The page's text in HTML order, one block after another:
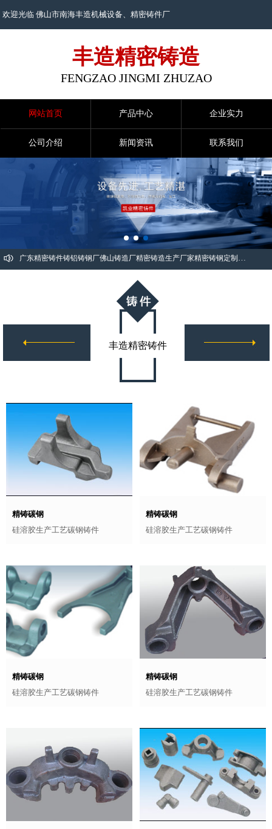
欢迎光临 佛山市南海丰造机械设备、精密铸件厂
丰造精密铸造
FENGZAO JINGMI ZHUZAO
网站首页 产品中心 企业实力
公司介绍 新闻资讯 联系我们
广东精密铸件铸铝铸钢厂佛山铸造厂精密铸造生产厂家精密铸钢定制
丰造精密铸件
精铸碳钢
硅溶胶生产工艺碳钢铸件
精铸碳钢
硅溶胶生产工艺碳钢铸件
精铸碳钢
硅溶胶生产工艺碳钢铸件
精铸碳钢
硅溶胶生产工艺碳钢铸件